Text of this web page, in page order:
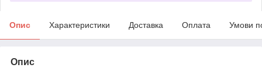
Опис Характеристики Доставка Оплата Умови
Опис